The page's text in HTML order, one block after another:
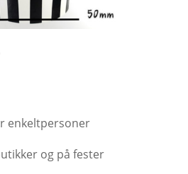
enkeltpersoner
og på fester